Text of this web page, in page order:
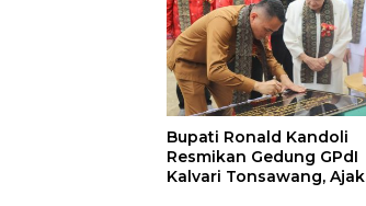
Bupati Ronald Kandoli
Resmikan Gedung GPdI
Kalvari Tonsawang, Ajak